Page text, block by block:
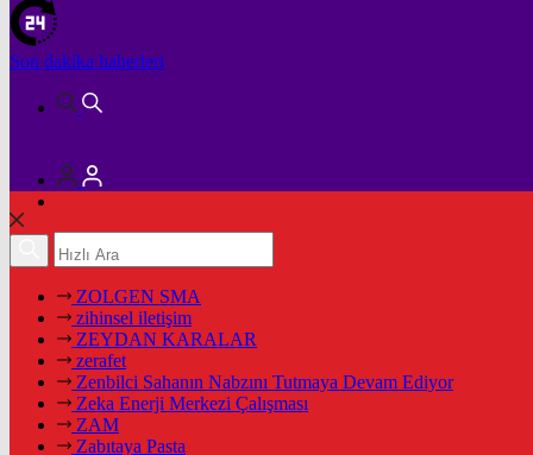
Son dakika haberleri
ZOLGEN SMA
zihinsel iletişim
ZEYDAN KARALAR
zerafet
Zenbilci Sahanın Nabzını Tutmaya Devam Ediyor
Zeka Enerji Merkezi Çalışması
ZAM
Zabıtaya Pasta